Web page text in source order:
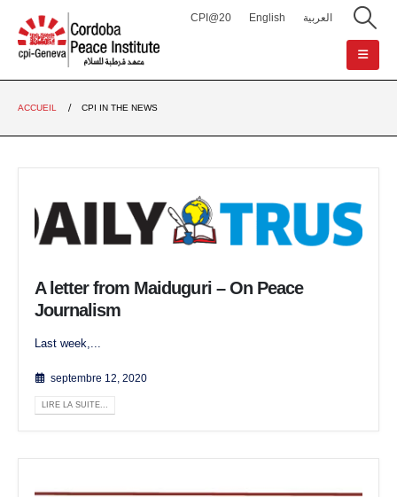
CPI@20 English العربية
ACCUEIL CPI IN THE NEWS
A letter from Maiduguri – On Peace
Journalism
Last week,...
septembre 12, 2020
LIRE LA SUITE...